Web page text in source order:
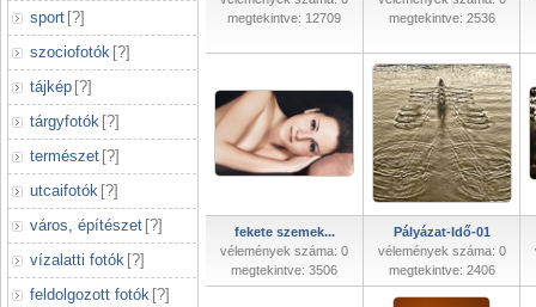
sport [?]
szociofotók [?]
tájkép [?]
tárgyfotók [?]
természet [?]
utcaifotók [?]
város, építészet [?]
vízalatti fotók [?]
feldolgozott fotók [?]
megtekintve: 12709
megtekintve: 2536
fekete szemek...
vélemények száma: 0
megtekintve: 3506
Pályázat-Idő-01
vélemények száma: 0
megtekintve: 2406